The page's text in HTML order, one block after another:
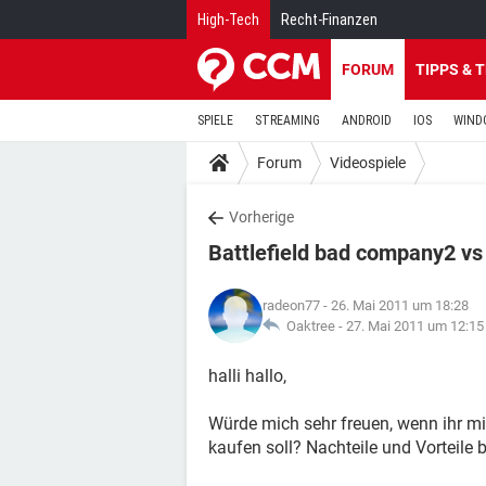
High-Tech Recht-Finanzen
FORUM TIPPS &
SPIELE STREAMING ANDROID IOS
Forum Videospiele
Vorherige
Battlefield bad company2
radeon77 - 26. Mai 2011 um 18:28
Oaktree - 27. Mai 2011 um 12:15
halli hallo,
Würde mich sehr freuen, wenn ihr
kaufen soll? Nachteile und Vorteile